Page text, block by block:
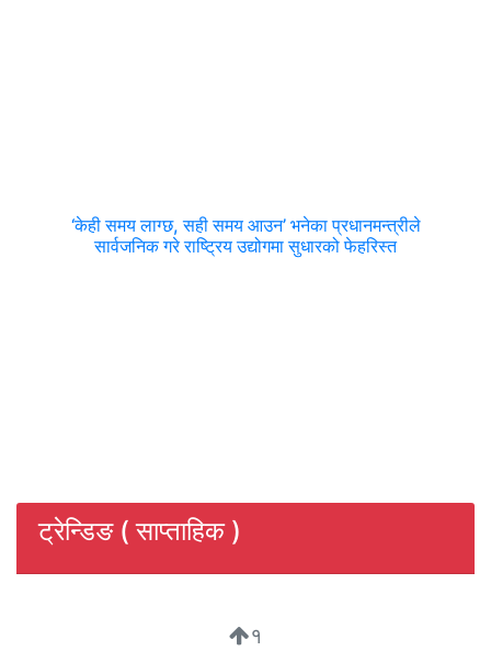
‘केही समय लाग्छ, सही समय आउन’ भनेका प्रधानमन्त्रीले
सार्वजनिक गरे राष्ट्रिय उद्योगमा सुधारको फेहरिस्त
ट्रेन्डिङ ( साप्ताहिक )
१